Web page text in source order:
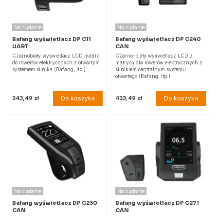
Na żądanie
Bafang wyświetlacz DP C11
UART
Czarnobiały wyświetlacz LCD matrix
do rowerów elektrycznych z otwartym
systemem silnika (Bafang, itp.)
343,49 zł Do koszyka
Na żądanie
Bafang wyświetlacz DP C240
CAN
Czarno-biały wyświetlacz LCD z
matrycą dla rowerów elektrycznych z
silnikiem centralnym systemu
otwartego (Bafang, itp.)
433,49 zł Do koszyka
Na żądanie
Bafang wyświetlacz DP C230
CAN
Na żądanie
Bafang wyświetlacz DP C271
CAN